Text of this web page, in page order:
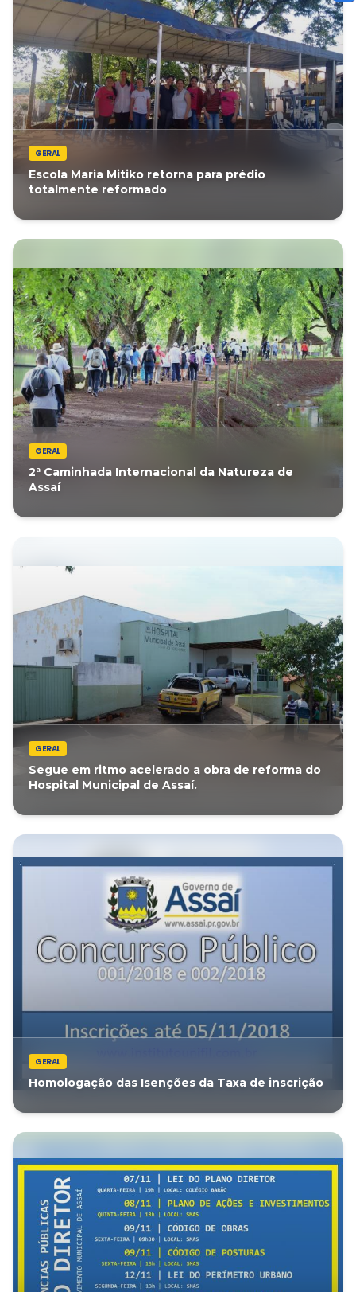
GERAL
Escola Maria Mitiko retorna para prédio
totalmente reformado
GERAL
2ª Caminhada Internacional da Natureza de
Assaí
GERAL
Segue em ritmo acelerado a obra de reforma do
Hospital Municipal de Assaí.
GERAL
Homologação das Isenções da Taxa de inscrição